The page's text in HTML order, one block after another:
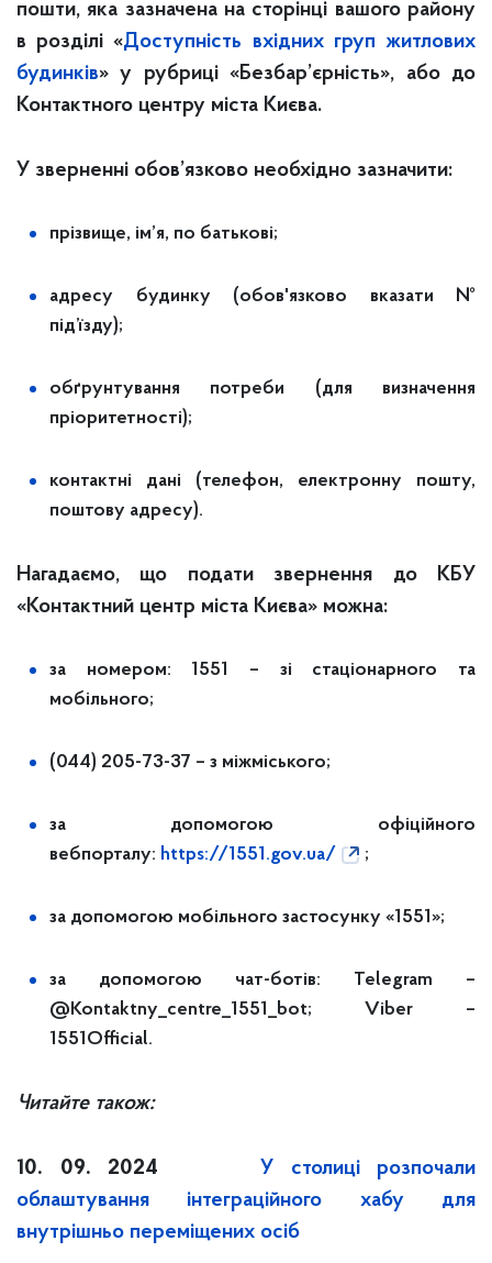
пошти, яка зазначена на сторінці вашого району
в розділі «Доступність вхідних груп житлових
будинків» у рубриці «Безбар’єрність», або до
Контактного центру міста Києва.
У зверненні обов’язково необхідно зазначити:
прізвище, ім’я, по батькові;
адресу будинку (обов'язково вказати №
під’їзду);
обґрунтування потреби (для визначення
пріоритетності);
контактні дані (телефон, електронну пошту,
поштову адресу).
Нагадаємо, що подати звернення до КБУ
«Контактний центр міста Києва» можна:
за номером: 1551 – зі стаціонарного та
мобільного;
(044) 205-73-37 – з міжміського;
за допомогою офіційного
вебпорталу: https://1551.gov.ua/ ;
за допомогою мобільного застосунку «1551»;
за допомогою чат-ботів: Telegram –
@Kontaktny_centre_1551_bot; Viber –
1551Official.
Читайте також:
10. 09. 2024
У столиці розпочали
облаштування інтеграційного хабу для
внутрішньо переміщених осіб